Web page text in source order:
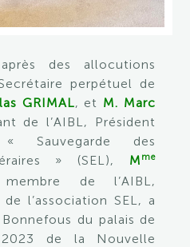
des allocutions
perpétuel de
GRIMAL, et M. Marc
de l’AIBL, Président
Sauvegarde des
» (SEL), M me
de l’AIBL,
l’association SEL, a
du palais de
de la Nouvelle